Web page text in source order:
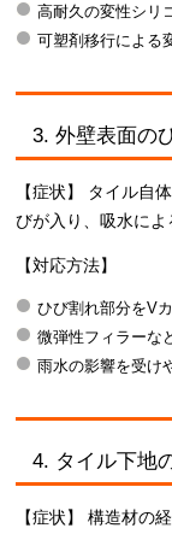
高耐久の変性シリ
可塑剤移行による
3. 外壁表面の
【症状】 タイル自
びが入り、吸水によ
【対応方法】
ひび割れ部分をV
微弾性フィラーな
雨水の影響を受け
4. タイル下地
【症状】 構造材の